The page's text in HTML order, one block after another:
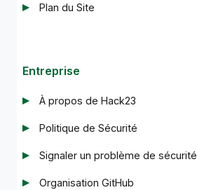
Plan du Site
Entreprise
À propos de Hack23
Politique de Sécurité
Signaler un problème de sécurité
Organisation GitHub